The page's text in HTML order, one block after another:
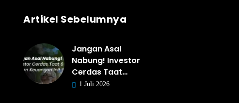
Artikel Sebelumnya
Jangan Asal
Nabung! Investor
Cerdas Taat…
1 Juli 2026